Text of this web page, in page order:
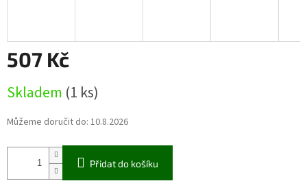
507 Kč
cena:
Skladem (1 ks)
Můžeme doručit do: 10.8.2026
Přidat do košíku